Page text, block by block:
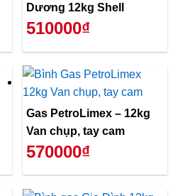
Dương 12kg Shell
510000₫
Gas PetroLimex – 12kg
Van chụp, tay cam
570000₫